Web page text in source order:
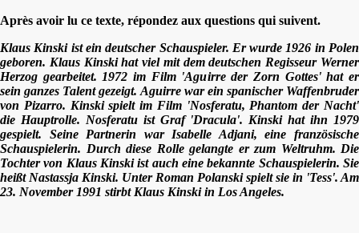
Après avoir lu ce texte, répondez aux questions qui suivent.
Klaus Kinski ist ein deutscher Schauspieler. Er wurde 1926 in Polen
geboren. Klaus Kinski hat viel mit dem deutschen Regisseur Werner
Herzog gearbeitet. 1972 im Film 'Aguirre der Zorn Gottes' hat er
sein ganzes Talent gezeigt. Aguirre war ein spanischer Waffenbruder
von Pizarro. Kinski spielt im Film 'Nosferatu, Phantom der Nacht'
die Hauptrolle. Nosferatu ist Graf 'Dracula'. Kinski hat ihn 1979
gespielt. Seine Partnerin war Isabelle Adjani, eine französische
Schauspielerin. Durch diese Rolle gelangte er zum Weltruhm. Die
Tochter von Klaus Kinski ist auch eine bekannte Schauspielerin. Sie
heißt Nastassja Kinski. Unter Roman Polanski spielt sie in 'Tess'. Am
23. November 1991 stirbt Klaus Kinski in Los Angeles.